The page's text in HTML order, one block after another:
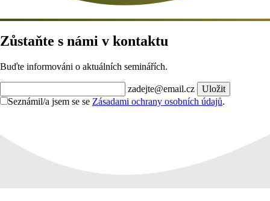
Zůstaňte s námi v kontaktu
Buďte informováni o aktuálních seminářích.
zadejte@email.cz
Uložit
Seznámil/a jsem se se Zásadami ochrany osobních údajů.